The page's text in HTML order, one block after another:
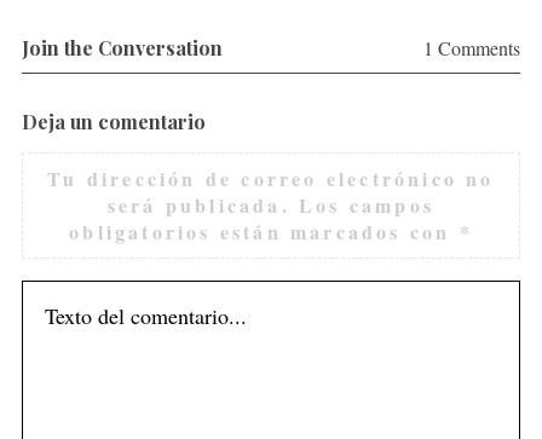
Join the Conversation 1 Comments
Deja un comentario
Tu dirección de correo electrónico no
será publicada. Los campos
obligatorios están marcados con *